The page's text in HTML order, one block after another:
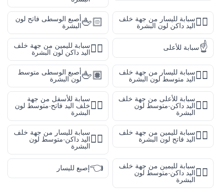
👈🏿سبابة لليسار من جهة خلف
اليد داكن لون البشرة
🖕🏻أصبع الوسطى فاتح لون
البشرة
☝️سبابة للأعلى 👉🏿سبابة لليمين من جهة خلف
اليد داكن لون البشرة
👈🏽سبابة لليسار من جهة خلف
اليد متوسط لون البشرة
🖕🏽أصبع الوسطى متوسط
لون البشرة
👆🏾
سبابة للأعلى من جهة خلف
اليد داكن-متوسط لون
البشرة
👇🏼
سبابة للأسفل من جهة
خلف اليد فاتح-متوسط لون
البشرة
👉🏻سبابة لليمين من جهة خلف
اليد فاتح لون البشرة
👈🏾
سبابة لليسار من جهة خلف
اليد داكن-متوسط لون
البشرة
👉🏾
سبابة لليمين من جهة خلف
اليد داكن-متوسط لون
البشرة
👈إصبع لليسار